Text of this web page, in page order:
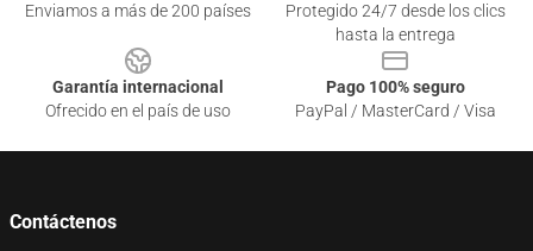
Enviamos a más de 200 países
Protegido 24/7 desde los clics
hasta la entrega
Garantía internacional
Ofrecido en el país de uso
Pago 100% seguro
PayPal / MasterCard / Visa
Contáctenos